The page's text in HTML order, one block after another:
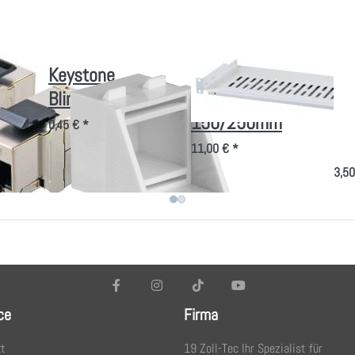
Keystone
Blindeinsätze
0,45 € *
Fachboden/Wanne
Tiefe
150/250mm
11,00 € *
Firma
19 Zoll-Tec Ihr Spezialist für